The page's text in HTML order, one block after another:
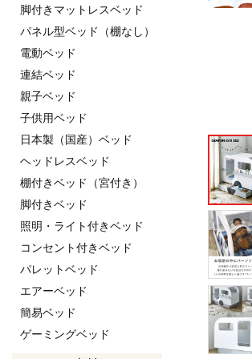
脚付きマットレスベッド
パネル型ベッド（棚なし）
電動ベッド
連結ベッド
親子ベッド
子供用ベッド
日本製（国産）ベッド
ヘッドレスベッド
棚付きベッド（宮付き）
脚付きベッド
照明・ライト付きベッド
コンセント付きベッド
パレットベッド
エアーベッド
簡易ベッド
ゲーミングベッド